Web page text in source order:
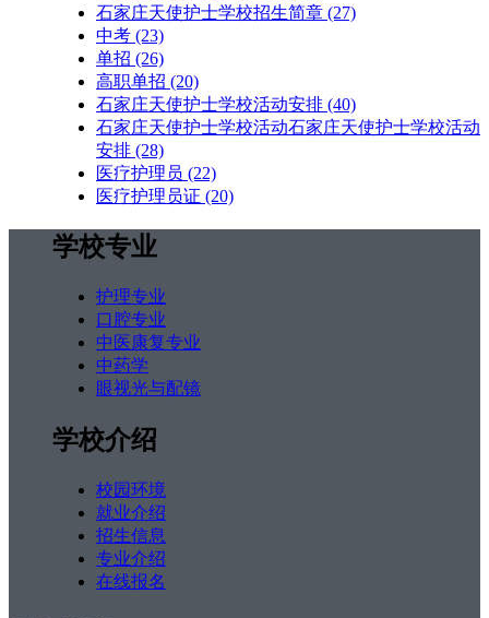
石家庄天使护士学校招生简章 (27)
中考 (23)
单招 (26)
高职单招 (20)
石家庄天使护士学校活动安排 (40)
石家庄天使护士学校活动石家庄天使护士学校活动
安排 (28)
医疗护理员 (22)
医疗护理员证 (20)
学校专业
护理专业
口腔专业
中医康复专业
中药学
眼视光与配镜
学校介绍
校园环境
就业介绍
招生信息
专业介绍
在线报名